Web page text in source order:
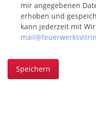
mir angegebenen
erhoben und
kann jederzeit mit
Speichern